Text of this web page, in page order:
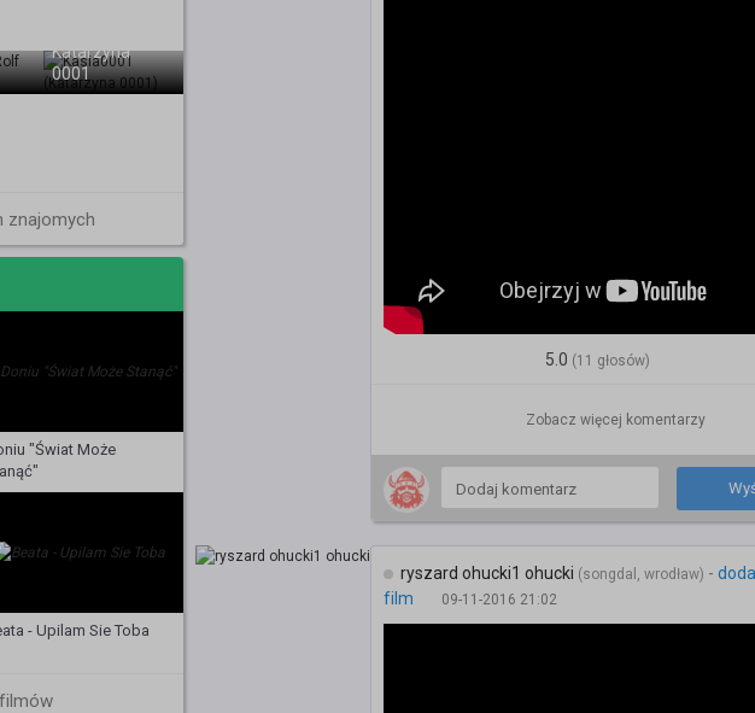
Katarzyna
0001
znajomych
"Świat Może
- Upilam Sie Toba
5.0 (11 głosów)
Zobacz więcej komentarzy
ryszard ohucki1 ohucki (songdal, wrodław) -
film
09-11-2016 21:02